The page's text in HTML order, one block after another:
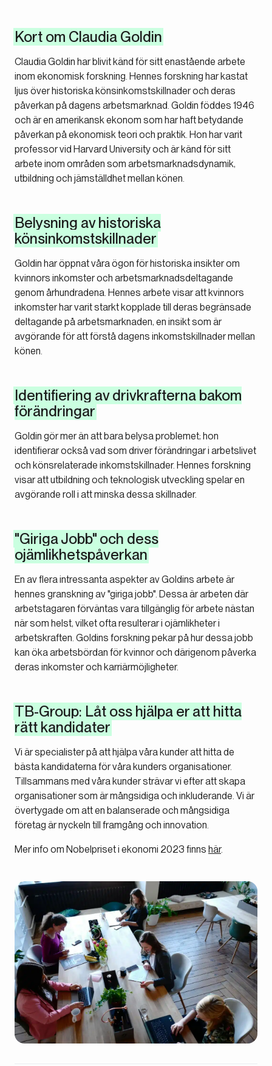
Kort om Claudia Goldin
Claudia Goldin har blivit känd för sitt enastående arbete
inom ekonomisk forskning. Hennes forskning har kastat
ljus över historiska könsinkomstskillnader och deras
påverkan på dagens arbetsmarknad. Goldin föddes 1946
och är en amerikansk ekonom som har haft betydande
påverkan på ekonomisk teori och praktik. Hon har varit
professor vid Harvard University och är känd för sitt
arbete inom områden som arbetsmarknadsdynamik,
utbildning och jämställdhet mellan könen.
Belysning av historiska
könsinkomstskillnader
Goldin har öppnat våra ögon för historiska insikter om
kvinnors inkomster och arbetsmarknadsdeltagande
genom århundradena. Hennes arbete visar att kvinnors
inkomster har varit starkt kopplade till deras begränsade
deltagande på arbetsmarknaden, en insikt som är
avgörande för att förstå dagens inkomstskillnader mellan
könen.
Identifiering av drivkrafterna bakom
förändringar
Goldin gör mer än att bara belysa problemet; hon
identifierar också vad som driver förändringar i arbetslivet
och könsrelaterade inkomstskillnader. Hennes forskning
visar att utbildning och teknologisk utveckling spelar en
avgörande roll i att minska dessa skillnader.
"Giriga Jobb" och dess
ojämlikhetspåverkan
En av flera intressanta aspekter av Goldins arbete är
hennes granskning av "giriga jobb". Dessa är arbeten där
arbetstagaren förväntas vara tillgänglig för arbete nästan
när som helst, vilket ofta resulterar i ojämlikheter i
arbetskraften. Goldins forskning pekar på hur dessa jobb
kan öka arbetsbördan för kvinnor och därigenom påverka
deras inkomster och karriärmöjligheter.
TB-Group: Låt oss hjälpa er att hitta
rätt kandidater
Vi är specialister på att hjälpa våra kunder att hitta de
bästa kandidaterna för våra kunders organisationer.
Tillsammans med våra kunder strävar vi efter att skapa
organisationer som är mångsidiga och inkluderande. Vi är
övertygade om att en balanserade och mångsidiga
företag är nyckeln till framgång och innovation.
Mer info om Nobelpriset i ekonomi 2023 finns här.